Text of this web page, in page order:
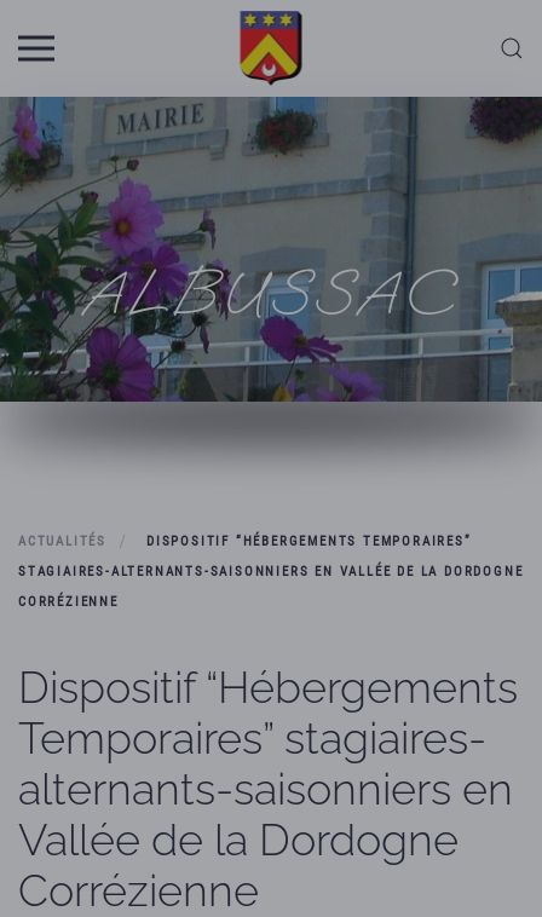
Skip to main content
ALBUSSAC
ACTUALITÉS
DISPOSITIF “HÉBERGEMENTS TEMPORAIRES”
STAGIAIRES-ALTERNANTS-SAISONNIERS EN VALLÉE DE LA DORDOGNE
CORRÉZIENNE
Dispositif “Hébergements
Temporaires” stagiaires-
alternants-saisonniers en
Vallée de la Dordogne
Corrézienne